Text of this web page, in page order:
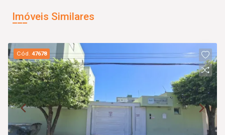
Imóveis Similares
Cód.47678